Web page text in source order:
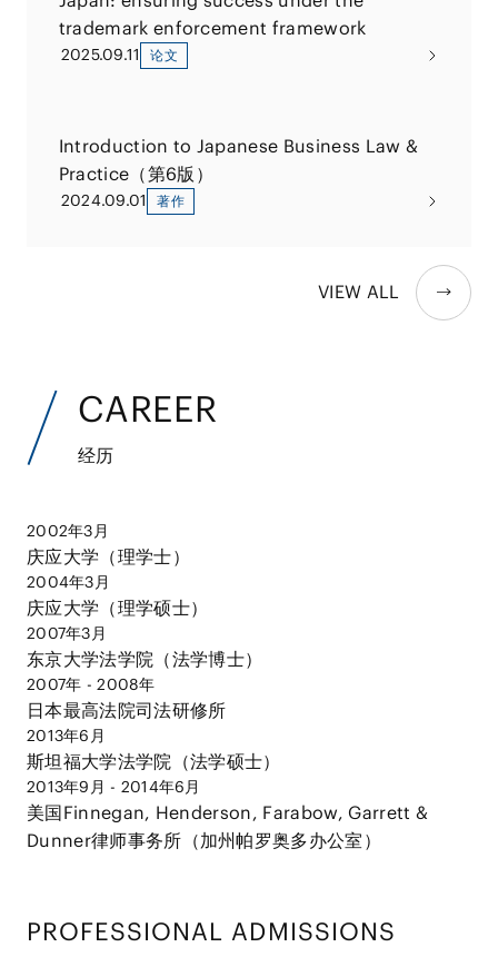
trademark enforcement framework
2025.09.11 论文
Introduction to Japanese Business Law &
Practice（第6版）
2024.09.01 著作
VIEW ALL
CAREER
经历
2002年3月
庆应大学（理学士）
2004年3月
庆应大学（理学硕士）
2007年3月
东京大学法学院（法学博士）
2007年 - 2008年
日本最高法院司法研修所
2013年6月
斯坦福大学法学院（法学硕士）
2013年9月 - 2014年6月
美国Finnegan, Henderson, Farabow, Garrett &
Dunner律师事务所（加州帕罗奥多办公室）
PROFESSIONAL ADMISSIONS